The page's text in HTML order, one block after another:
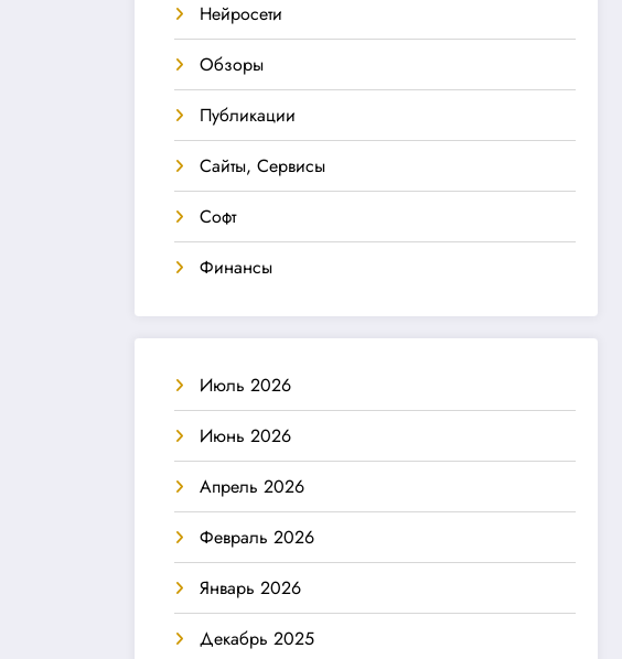
Нейросети
Обзоры
Публикации
Сайты, Сервисы
Софт
Финансы
Июль 2026
Июнь 2026
Апрель 2026
Февраль 2026
Январь 2026
Декабрь 2025